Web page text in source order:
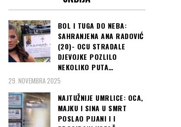
MINISTAR OJAČAO U
GUČI: Na otvaranju
sabora, rekao ono u šta
ni sam ne vjeruje, “U
Prizrenu će se opet…”
“KOCKASTI” deklasirali
Argentinu s 3:0 i plasirali
se u osminu finala
Svjetskog prvenstva u
BOL I TUGA DO NEBA:
SAHRANJENA ANA RADOVIĆ
(20)- OCU STRADALE
DJEVOJKE POZLILO
NEKOLIKO PUTA…
29. NOVEMBRA 2025
NAJTUŽNIJE UMRLICE: OCA,
MAJKU I SINA U SMRT
POSLAO PIJANI I I